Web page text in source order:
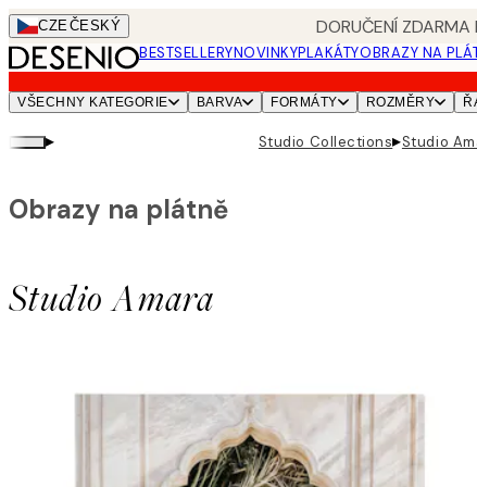
Skip
to
main
content.
CZEČESKÝ DORUČENÍ
BESTSELLERYNOVINKYPLAKÁTYOBRAZY NA
VŠECHNY KATEGORIE BARVA FORMÁTY ROZMĚRY
▸ Studio Collections▸Studio
Studio Amara
Obrazy na plátně